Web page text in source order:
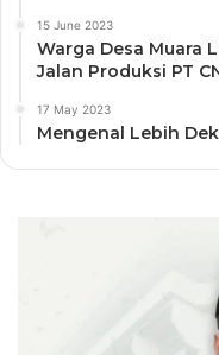
15 June 2023
Warga Desa Muara
Jalan Produksi PT
17 May 2023
Mengenal Lebih